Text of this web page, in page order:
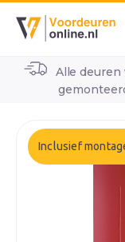
Alle deuren
alle
Inclusief